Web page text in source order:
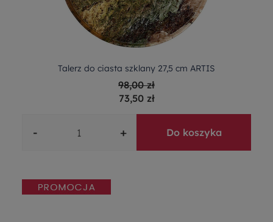
Talerz do ciasta szklany 27,5 cm ARTIS
98,00 zł
73,50 zł
- + Do koszyka